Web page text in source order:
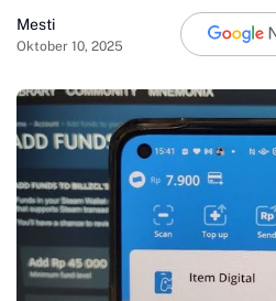
Mesti
Oktober 10, 2025